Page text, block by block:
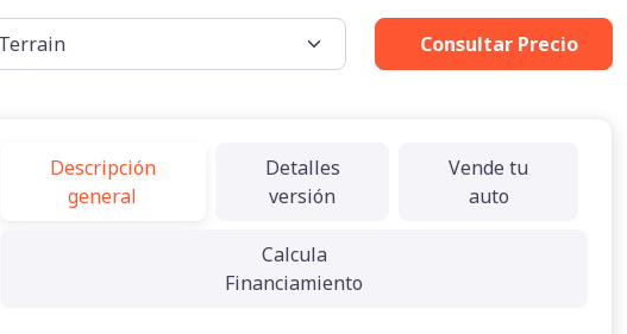
Consultar Precio
Descripción
general
Detalles
versión
Vende tu
auto
Calcula
Financiamiento